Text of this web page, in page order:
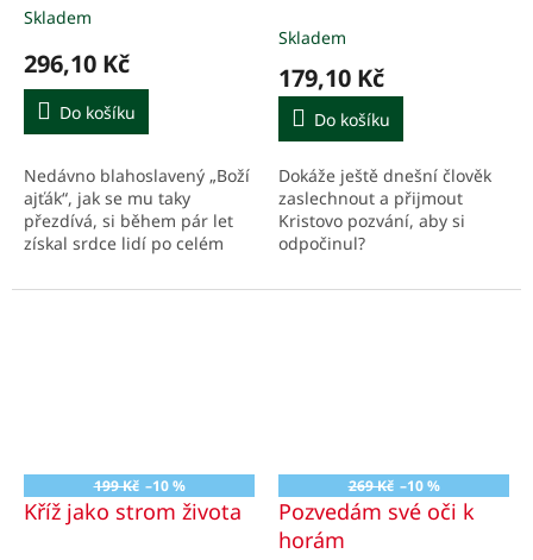
Průměrné
produktu
je
5,0
z
hvězdiček.
Skladem
296,10 Kč
Do košíku
Nedávno blahoslavený „Boží
ajťák“, jak se mu taky
přezdívá, si během pár let
získal srdce lidí po celém
francouzských autorů nám
Skladem
179,10 Kč
Do košíku
Dokáže ještě dnešní člověk
zaslechnout a přijmout
Kristovo pozvání, aby si
odpočinul?
199 Kč –10 %
Kříž jako strom života
269 Kč –10 %
Pozvedám své oči k
horám